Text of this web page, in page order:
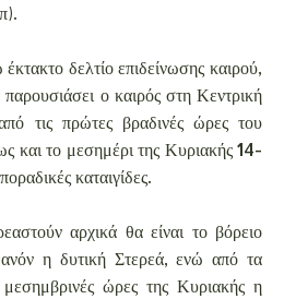
δελτίο επιδείνωσης καιρού,
ο καιρός στη Κεντρική
τις πρώτες βραδινές ώρες του
το μεσημέρι της Κυριακής 14-
καταιγίδες.
αρχικά θα είναι το βόρειο
η δυτική Στερεά, ενώ από τα
μεσημβρινές ώρες της Κυριακής η